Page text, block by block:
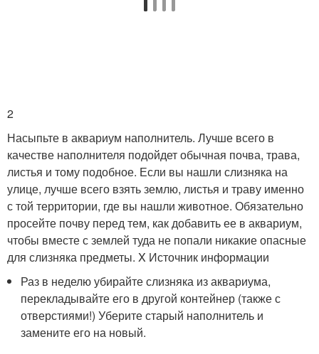
2
Насыпьте в аквариум наполнитель. Лучше всего в
качестве наполнителя подойдет обычная почва, трава,
листья и тому подобное. Если вы нашли слизняка на
улице, лучше всего взять землю, листья и траву именно
с той территории, где вы нашли животное. Обязательно
просейте почву перед тем, как добавить ее в аквариум,
чтобы вместе с землей туда не попали никакие опасные
для слизняка предметы. X Источник информации
Раз в неделю убирайте слизняка из аквариума,
перекладывайте его в другой контейнер (также с
отверстиями!) Уберите старый наполнитель и
замените его на новый.